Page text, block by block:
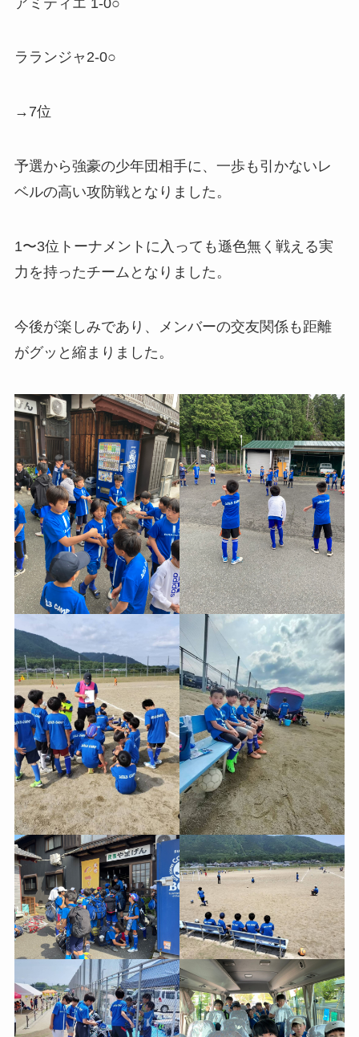
ラランジャ2-0○
→7位
予選から強豪の少年団相手に、一歩も引かないレ
ベルの高い攻防戦となりました。
1〜3位トーナメントに入っても遜色無く戦える実
力を持ったチームとなりました。
今後が楽しみであり、メンバーの交友関係も距離
がグッと縮まりました。